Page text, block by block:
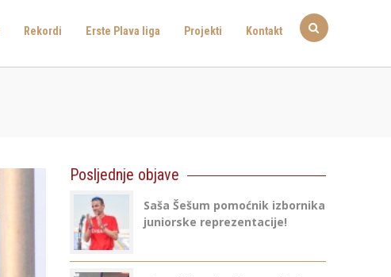
Rekordi Erste Plava liga Projekti Kontakt
Posljednje objave
Saša Šešum pomoćnik izbornika
juniorske reprezentacije!